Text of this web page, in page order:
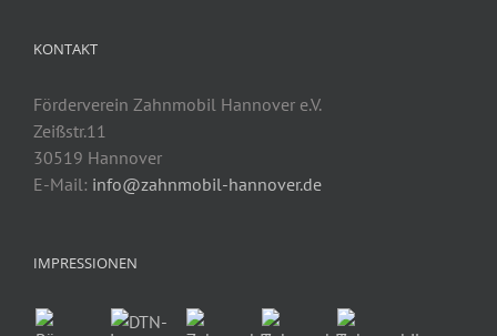
KONTAKT
Förderverein Zahnmobil Hannover e.V.
Zeißstr.11
30519 Hannover
E-Mail: info@zahnmobil-hannover.de
IMPRESSIONEN